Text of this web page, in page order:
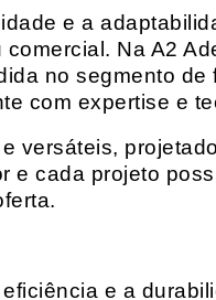
e a
Na A2
no segmento
com expertise e
versáteis,
cada projeto
e a